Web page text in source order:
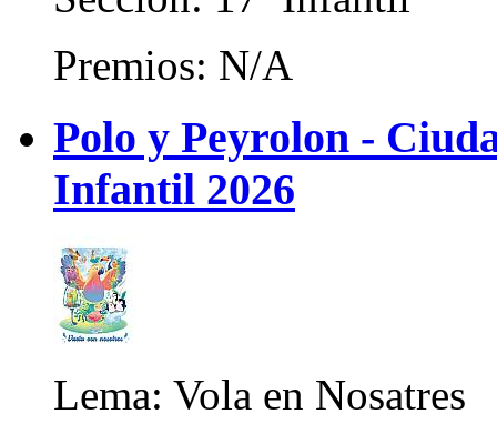
Premios: N/A
Polo y Peyrolon -
Infantil 2026
Lema: Vola en Nosatres